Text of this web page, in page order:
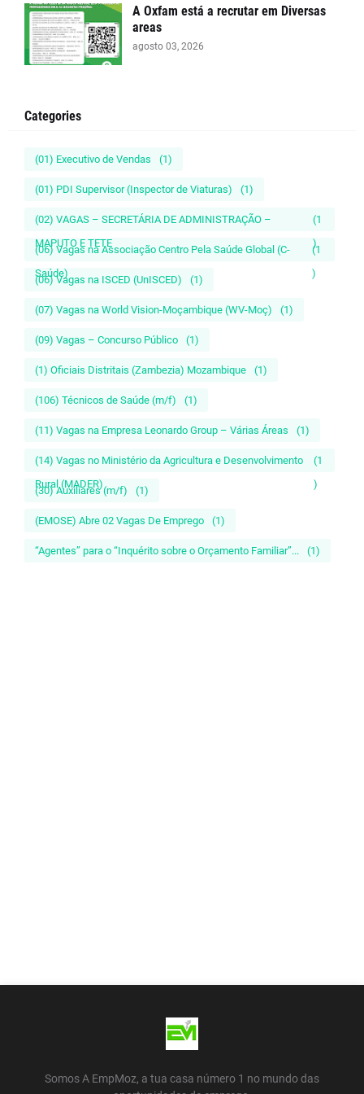
A Oxfam está a recrutar em Diversas
areas
agosto 03, 2026
Categories
(01) Executivo de Vendas (1)
(01) PDI Supervisor (Inspector de Viaturas) (1)
(02) VAGAS – SECRETÁRIA DE ADMINISTRAÇÃO –
MAPUTO E TETE
(1
)
(06) Vagas na Associação Centro Pela Saúde Global (C-
Saúde)
(1
)
(06) Vagas na ISCED (UnISCED) (1)
(07) Vagas na World Vision-Moçambique (WV-Moç) (1)
(09) Vagas – Concurso Público (1)
(1) Oficiais Distritais (Zambezia) Mozambique (1)
(106) Técnicos de Saúde (m/f) (1)
(11) Vagas na Empresa Leonardo Group – Várias Áreas (1)
(14) Vagas no Ministério da Agricultura e Desenvolvimento
Rural (MADER)
(1
)
(30) Auxiliares (m/f) (1)
(EMOSE) Abre 02 Vagas De Emprego (1)
“Agentes” para o “Inquérito sobre o Orçamento Familiar”... (1)
Somos A EmpMoz, a tua casa número 1 no mundo das